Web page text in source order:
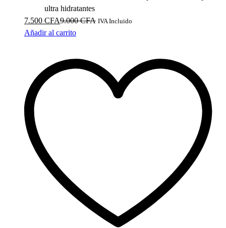
ultra hidratantes
7.500 CFA9.000CFA IVA Incluido
Añadir al carrito